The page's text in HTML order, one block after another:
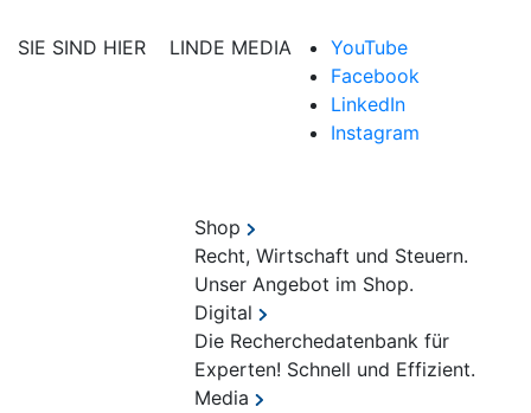
SIE SIND HIER LINDE MEDIA
YouTube
Facebook
LinkedIn
Instagram
Shop
Recht, Wirtschaft und Steuern.
Unser Angebot im Shop.
Digital
Die Recherchedatenbank für
Experten! Schnell und Effizient.
Media